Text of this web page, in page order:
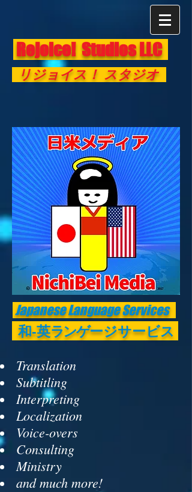
Rejoice! Studios LLC
リジョイス！ スタジオ
Japanese Language Services
Translation
Subtitling
Interpreting
Localization
Voice-overs
Consulting
Ministry
and much more!
和-英ランゲージサービス